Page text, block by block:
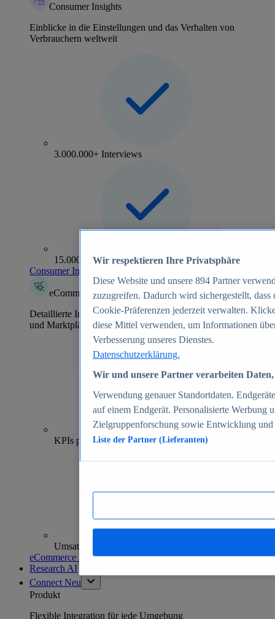
Consumer Insights
Einblicke in die Einstellungen und das Verhalten von
Verbrauchern weltweit
3.000.000+ Interviews
15.000+ Marken
Consumer Insights entdecken
eCommerce Insights
Detaillierte Informationen zu mehr als 39.000 Online-Shops
und Marktplätzen
70+
KPIs pro Shop
Umsatzanalysen und -prognosen
eCommerce Insights entdecken
Research AI
Connect Neu
Produkt
Flexible Integration für jede Umgebung
Wir respektieren Ihre Privatsphäre
Diese Website und unsere 894 Partner
zuzugreifen. Dadurch wird sichergestellt,
Cookie-Präferenzen jederzeit verwalten.
diese Mittel verwenden, um Informationen
Verbesserung unseres Dienstes.
Datenschutzerklärung.
Wir und unsere Partner verarbeiten
Verwendung genauer Standortdaten.
auf einem Endgerät. Personalisierte Werbung
Zielgruppenforschung sowie Entwicklung
Liste der Partner (Lieferanten)